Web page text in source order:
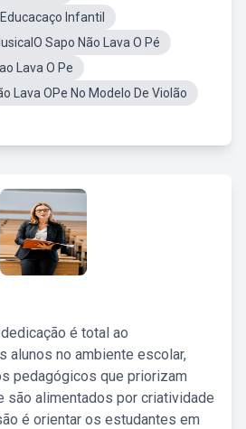
Infantil
Sapo Não Lava O Pé
Lava O Pe
Lava OPe No Modelo De Violão
é total ao
alunos no ambiente escolar,
pedagógicos que priorizam
são alimentados por criatividade
é orientar os estudantes em